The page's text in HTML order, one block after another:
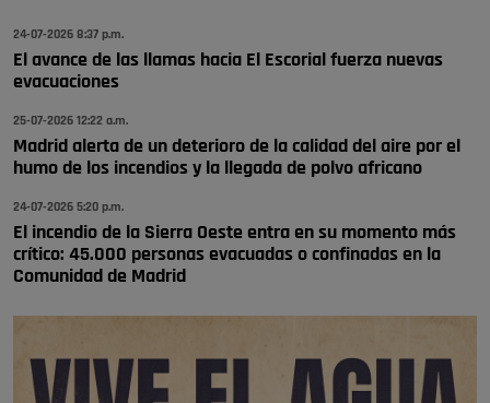
Pozuelo de Alarcón
🔴 EXCLUSIVA | El comisario de la …
se va porke no tiene piscina 🤪🤪🤪
Pozuelo de Alarcón
🔴 EXCLUSIVA | El comisario de la …
24-07-2026 8:37 p.m.
El avance de las llamas hacia El Escorial fuerza nuevas
evacuaciones
25-07-2026 12:22 a.m.
Madrid alerta de un deterioro de la calidad del aire por el
humo de los incendios y la llegada de polvo africano
24-07-2026 5:20 p.m.
El incendio de la Sierra Oeste entra en su momento más
crítico: 45.000 personas evacuadas o confinadas en la
Comunidad de Madrid